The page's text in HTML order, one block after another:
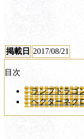
掲載日 2017/08/21
目次
ランプドラゴ
ヘクターネク